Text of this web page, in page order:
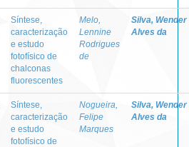
Síntese,
caracterização
e estudo
fotofísico de
chalconas
fluorescentes
Melo,
Lennine
Rodrigues
de
Silva, Wender
Alves da
Síntese,
caracterização
e estudo
fotofísico de
Nogueira,
Felipe
Marques
Silva, Wender
Alves da